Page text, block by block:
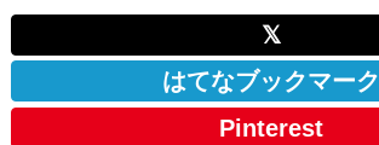
𝕏
はてなブックマーク
Pinterest